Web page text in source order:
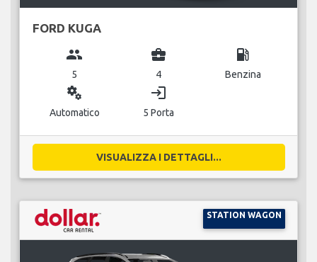
FORD KUGA
group
5
business_center
4
local_gas_station
Benzina
miscellaneous_services
Automatico
login
5 Porta
VISUALIZZA I DETTAGLI...
STATION WAGON